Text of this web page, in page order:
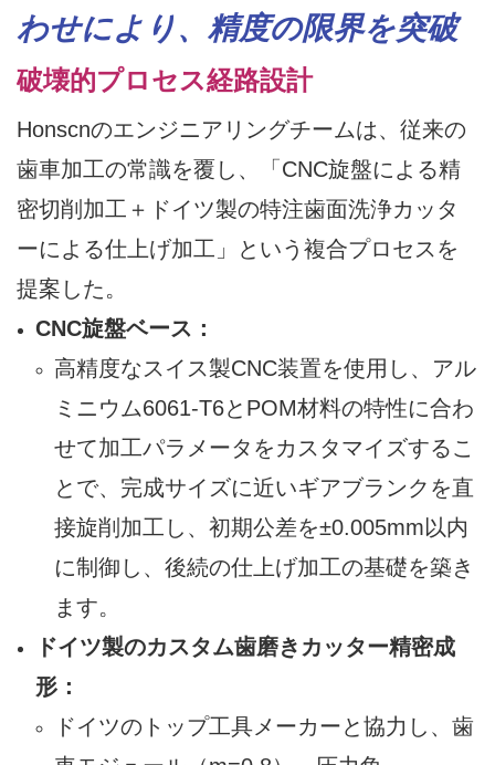
わせにより、精度の限界を突破
破壊的プロセス経路設計
Honscnのエンジニアリングチームは、従来の
歯車加工の常識を覆し、「CNC旋盤による精
密切削加工＋ドイツ製の特注歯面洗浄カッタ
ーによる仕上げ加工」という複合プロセスを
提案した。
CNC旋盤ベース：
高精度なスイス製CNC装置を使用し、アル
ミニウム6061-T6とPOM材料の特性に合わ
せて加工パラメータをカスタマイズするこ
とで、完成サイズに近いギアブランクを直
接旋削加工し、初期公差を±0.005mm以内
に制御し、後続の仕上げ加工の基礎を築き
ます。
ドイツ製のカスタム歯磨きカッター精密成
形：
ドイツのトップ工具メーカーと協力し、歯